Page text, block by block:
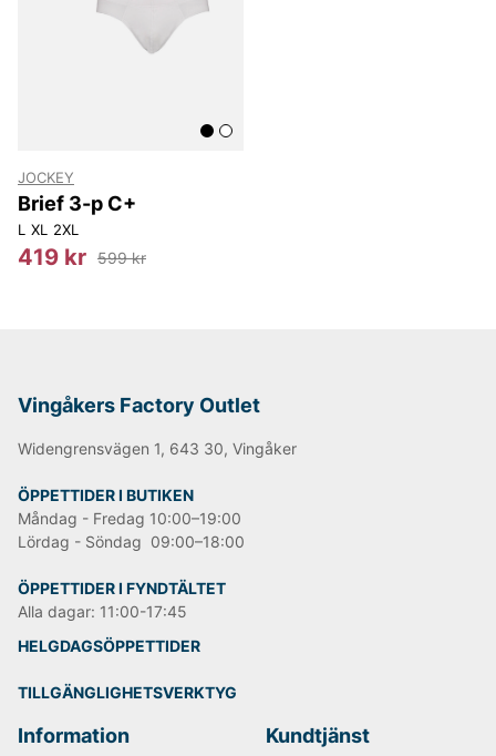
JOCKEY
Brief 3-p C+
L XL 2XL
419 kr 599 kr
Vingåkers Factory Outlet
Widengrensvägen 1, 643 30, Vingåker
ÖPPETTIDER I BUTIKEN
Måndag - Fredag 10:00–19:00
Lördag - Söndag 09:00–18:00
ÖPPETTIDER I FYNDTÄLTET
Alla dagar: 11:00-17:45
HELGDAGSÖPPETTIDER
TILLGÄNGLIGHETSVERKTYG
Information Kundtjänst